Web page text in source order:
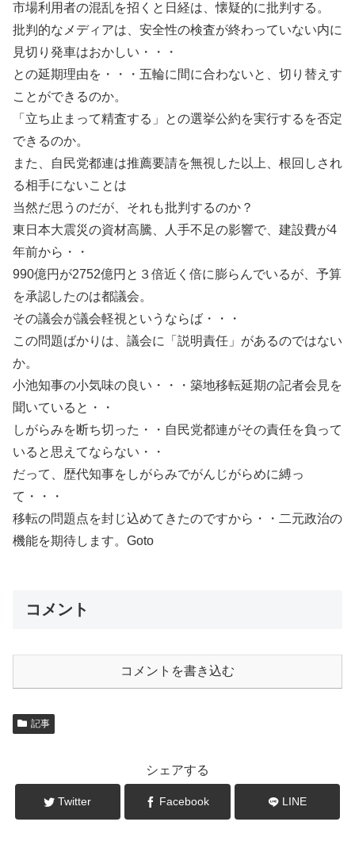
市場利用者の混乱を招くと日経は、懐疑的に批判する。
批判的なメディアは、安全性の検査が終わっていない内に
見切り発車はおかしい・・・
との延期理由を・・・五輪に間に合わないと、切り替えす
ことができるのか。
「立ち止まって精査する」との選挙公約を実行するを否定
できるのか。
また、自民党都連は推薦要請を無視した以上、根回しされ
る相手にないことは
当然だ思うのだが、それも批判するのか？
東日本大震災の資材高騰、人手不足の影響で、建設費が4
年前から・・
990億円が2752億円と３倍近く倍に膨らんでいるが、予算
を承認したのは都議会。
その議会が議会軽視というならば・・・
この問題ばかりは、議会に「説明責任」があるのではない
か。
小池知事の小気味の良い・・・築地移転延期の記者会見を
聞いていると・・
しがらみを断ち切った・・自民党都連がその責任を負って
いると思えてならない・・
だって、歴代知事をしがらみでがんじがらめに縛っ
て・・・
移転の問題点を封じ込めてきたのですから・・二元政治の
機能を期待します。Goto
コメント
コメントを書き込む
記事
シェアする
Twitter Facebook LINE